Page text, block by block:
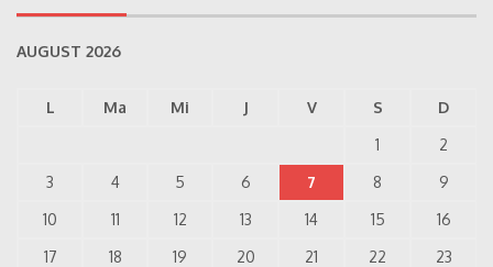
AUGUST 2026
L Ma Mi J V S
D
1
2
3
4 5 6 7 8
9
10
11 12 13 14 15
16
17
18 19 20 21 22
23